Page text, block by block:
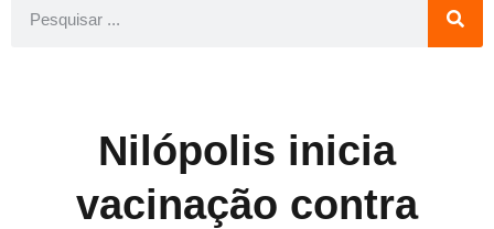
Nilópolis inicia
vacinação contra